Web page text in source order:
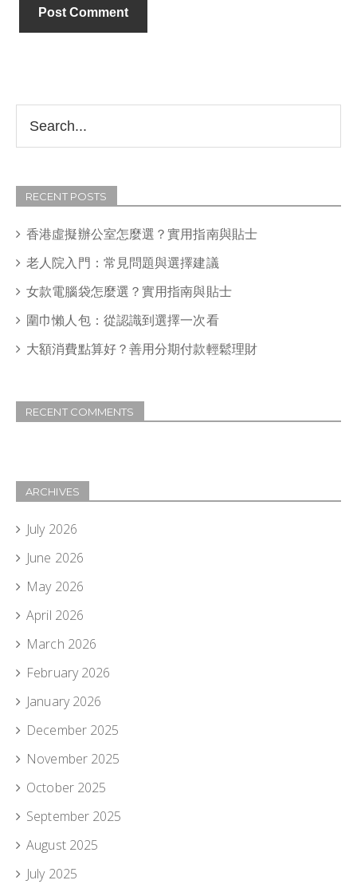
RECENT POSTS
香港虛擬辦公室怎麼選？實用指南與貼士
老人院入門：常見問題與選擇建議
女款電腦袋怎麼選？實用指南與貼士
圍巾懶人包：從認識到選擇一次看
大額消費點算好？善用分期付款輕鬆理財
RECENT COMMENTS
ARCHIVES
July 2026
June 2026
May 2026
April 2026
March 2026
February 2026
January 2026
December 2025
November 2025
October 2025
September 2025
August 2025
July 2025